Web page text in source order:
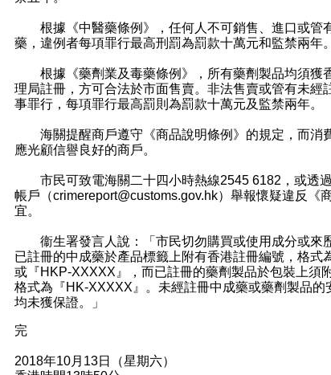
根據《中醫藥條例》，任何人不可銷售、進口或管
藥，違例者每項罪行最高刑罰為罰款十萬元和監禁兩年。
根據《藥劑業及毒藥條例》，所有藥劑製品均須獲
理局註冊，方可合法於市面售賣。非法售賣或管有未經
事罪行，每項罪行最高罰則為罰款十萬元及監禁兩年。
海關提醒商戶遵守《商品說明條例》的規定，而消
應光顧信譽良好的商戶。
市民可致電海關二十四小時熱線2545 6182，或透
帳戶（crimereport@customs.gov.hk）舉報懷疑違反《
宜。
衞生署發言人說：「市民切勿購買或使用成分或來
已註冊的中成藥於產品標籤上附有香港註冊編號，格式
或『HKP-XXXXX』，而已註冊的藥劑製品於包裝上須
格式為『HK-XXXXX』。未經註冊中成藥或藥劑製品的
均未獲保證。」
完
2018年10月13日（星期六）